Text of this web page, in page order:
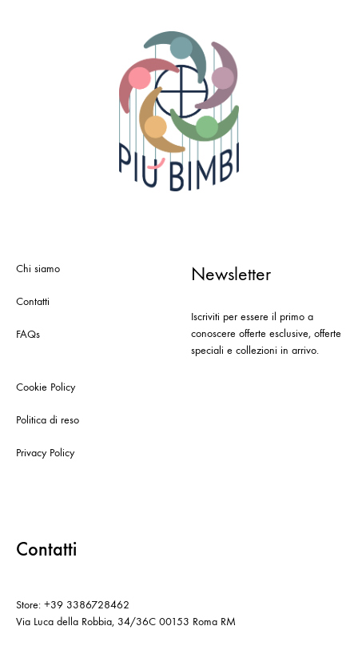
Chi siamo
Contatti
FAQs
Cookie Policy
Politica di reso
Privacy Policy
Newsletter
Iscriviti per essere il primo a
conoscere offerte esclusive, offerte
speciali e collezioni in arrivo.
Contatti
Store: +39 3386728462
Via Luca della Robbia, 34/36C 00153 Roma RM